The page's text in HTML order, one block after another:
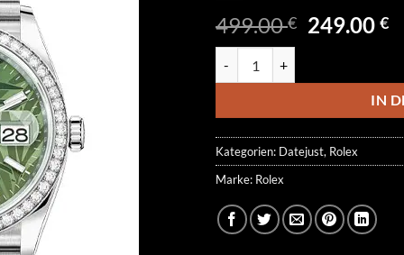
499.00€
499.00 €
249.00€
IN
Kategorien: Datejust, Rolex
Marke: Rolex